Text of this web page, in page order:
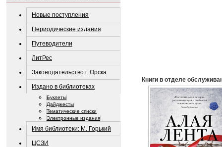
Новые поступления
Периодические издания
Путеводители
ЛитРес
Законодательство г. Орска
Издано в библиотеках
Буклеты
Дайджесты
Тематические списки
Электронные издания
Имя библиотеки: М. Горький
ЦСЗИ
Книги в отделе